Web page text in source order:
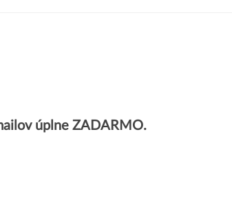
úplne ZADARMO.